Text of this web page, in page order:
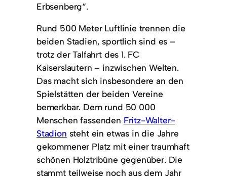
Erbsenberg“.
Rund 500 Meter Luftlinie trennen die
beiden Stadien, sportlich sind es –
trotz der Talfahrt des 1. FC
Kaiserslautern – inzwischen Welten.
Das macht sich insbesondere an den
Spielstätten der beiden Vereine
bemerkbar. Dem rund 50 000
Menschen fassenden Fritz-Walter-
Stadion steht ein etwas in die Jahre
gekommener Platz mit einer traumhaft
schönen Holztribüne gegenüber. Die
stammt teilweise noch aus dem Jahr